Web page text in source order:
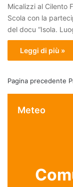
Micalizzi al Cilento
Scola con la
del docu “Isola.
Leggi di più »
Pagina precedente
Meteo